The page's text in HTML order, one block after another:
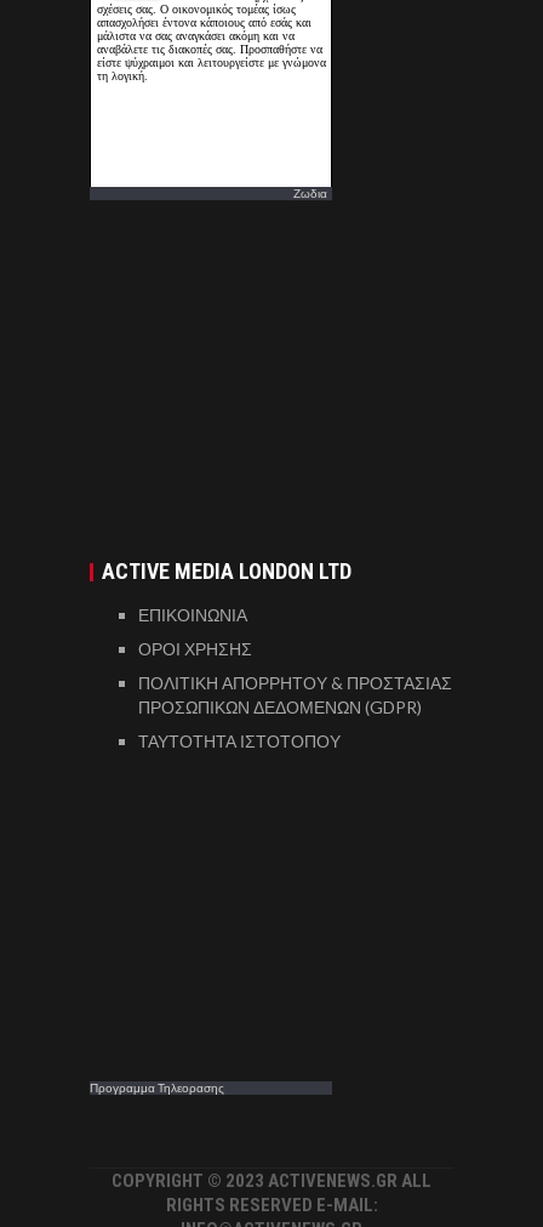
Ζωδια
ACTIVE MEDIA LONDON LTD
ΕΠΙΚΟΙΝΩΝΙΑ
ΟΡΟΙ ΧΡΗΣΗΣ
ΠΟΛΙΤΙΚΗ ΑΠΟΡΡΗΤΟΥ & ΠΡΟΣΤΑΣΙΑΣ
ΠΡΟΣΩΠΙΚΩΝ ΔΕΔΟΜΕΝΩΝ (GDPR)
ΤΑΥΤΟΤΗΤΑ ΙΣΤΟΤΟΠΟΥ
Προγραμμα Τηλεορασης
COPYRIGHT © 2023 ACTIVENEWS.GR ALL
RIGHTS RESERVED E-MAIL: